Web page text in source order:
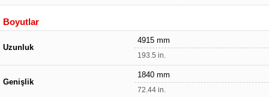
Boyutlar
Uzunluk
4915 mm
193.5 in.
Genişlik
1840 mm
72.44 in.